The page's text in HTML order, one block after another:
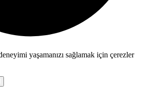
yaşamanızı sağlamak için çerezler